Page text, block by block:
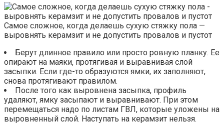
Самое сложное, когда делаешь сухую стяжку пола —
выровнять керамзит и не допустить провалов и пустот
Берут длинное правило или просто ровную планку. Ее
опирают на маяки, протягивая и выравнивая слой
засыпки. Если где-то образуются ямки, их заполняют,
снова протягивают правилом.
После того как выровнена засыпка, профиль
удаляют, ямку засыпают и выравнивают. При этом
перемещаться надо по листам ГВЛ, которые уложены на
выровненный слой. Наступать на керамзит нельзя.